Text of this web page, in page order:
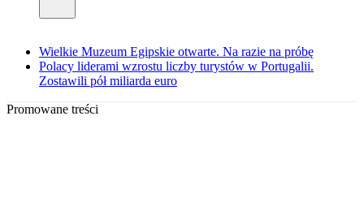
Wielkie Muzeum Egipskie otwarte. Na razie na próbę
Polacy liderami wzrostu liczby turystów w Portugalii.
Zostawili pół miliarda euro
Promowane treści